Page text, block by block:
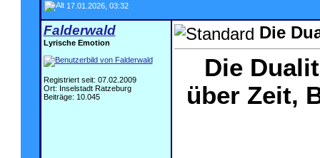
17.01.2026, 03:32
Falderwald
Lyrische Emotion
Registriert seit: 07.02.2009
Ort: Inselstadt Ratzeburg
Beiträge: 10.045
Die
Die
über Zeit,